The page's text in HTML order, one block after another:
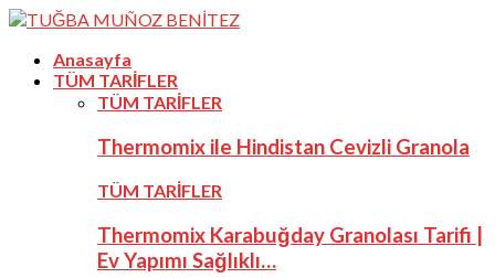
Anasayfa
TÜM TARİFLER
TÜM TARİFLER
Thermomix ile Hindistan Cevizli Granola
TÜM TARİFLER
Thermomix Karabuğday Granolası Tarifi |
Ev Yapımı Sağlıklı…